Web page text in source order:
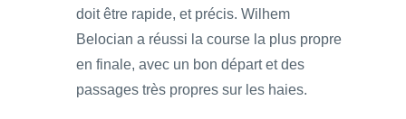
doit être rapide, et précis. Wilhem
Belocian a réussi la course la plus propre
en finale, avec un bon départ et des
passages très propres sur les haies.